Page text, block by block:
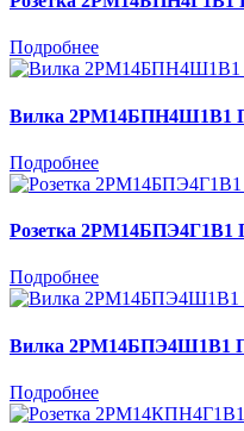
Подробнее
Вилка 2РМ14БПН4Ш1В1
Подробнее
Розетка
Подробнее
Вилка 2РМ14БПЭ4Ш1В1
Подробнее